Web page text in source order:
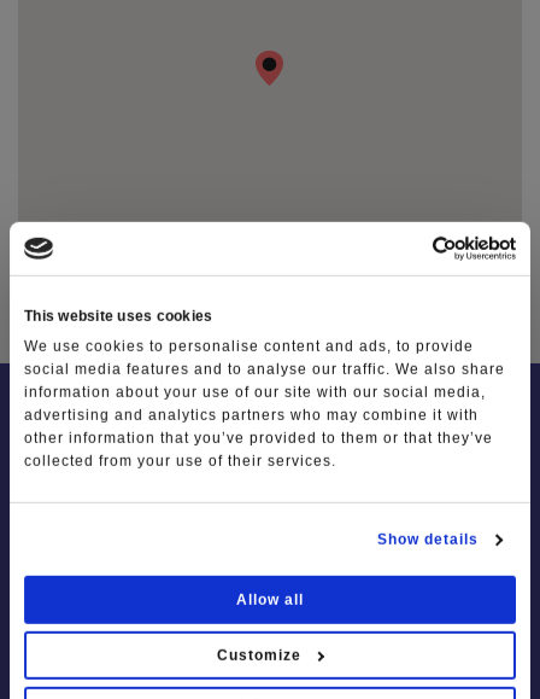
This website uses cookies
We use cookies to personalise content and ads, to provide
social media features and to analyse our traffic. We also share
information about your use of our site with our social media,
advertising and analytics partners who may combine it with
other information that you’ve provided to them or that they’ve
collected from your use of their services.
Show details
Allow all
Customize
Le dieci cose da fare in Lessinia